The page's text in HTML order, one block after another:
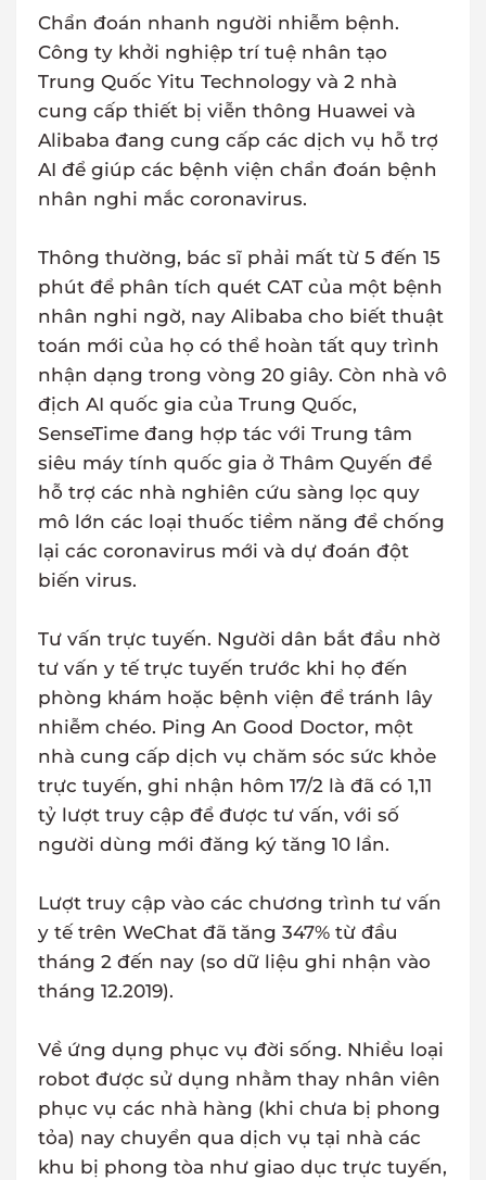
Chẩn đoán nhanh người nhiễm bệnh.
Công ty khởi nghiệp trí tuệ nhân tạo
Trung Quốc Yitu Technology và 2 nhà
cung cấp thiết bị viễn thông Huawei và
Alibaba đang cung cấp các dịch vụ hỗ trợ
AI để giúp các bệnh viện chẩn đoán bệnh
nhân nghi mắc coronavirus.
Thông thường, bác sĩ phải mất từ 5 đến 15
phút để phân tích quét CAT của một bệnh
nhân nghi ngờ, nay Alibaba cho biết thuật
toán mới của họ có thể hoàn tất quy trình
nhận dạng trong vòng 20 giây. Còn nhà vô
địch AI quốc gia của Trung Quốc,
SenseTime đang hợp tác với Trung tâm
siêu máy tính quốc gia ở Thâm Quyến để
hỗ trợ các nhà nghiên cứu sàng lọc quy
mô lớn các loại thuốc tiềm năng để chống
lại các coronavirus mới và dự đoán đột
biến virus.
Tư vấn trực tuyến. Người dân bắt đầu nhờ
tư vấn y tế trực tuyến trước khi họ đến
phòng khám hoặc bệnh viện để tránh lây
nhiễm chéo. Ping An Good Doctor, một
nhà cung cấp dịch vụ chăm sóc sức khỏe
trực tuyến, ghi nhận hôm 17/2 là đã có 1,11
tỷ lượt truy cập để được tư vấn, với số
người dùng mới đăng ký tăng 10 lần.
Lượt truy cập vào các chương trình tư vấn
y tế trên WeChat đã tăng 347% từ đầu
tháng 2 đến nay (so dữ liệu ghi nhận vào
tháng 12.2019).
Về ứng dụng phục vụ đời sống. Nhiều loại
robot được sử dụng nhằm thay nhân viên
phục vụ các nhà hàng (khi chưa bị phong
tỏa) nay chuyển qua dịch vụ tại nhà các
khu bị phong tòa như giao dục trực tuyến,